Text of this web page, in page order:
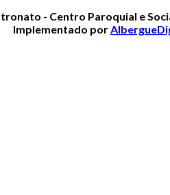
- Centro Paroquial e
Implementado por